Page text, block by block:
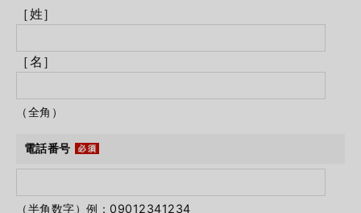
［姓］
［名］
（全角）
電話番号
（半角数字）例：09012341234